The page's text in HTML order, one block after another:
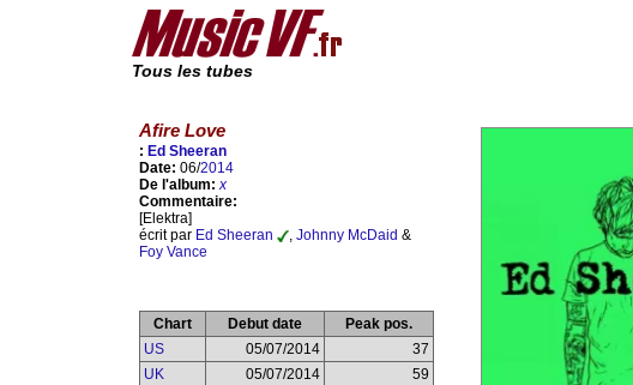
Tous les tubes
Afire Love
: Ed Sheeran
Date: 06/2014
De l'album:x
Commentaire:
[Elektra]
écrit par Ed Sheeran , Johnny McDaid &
Foy Vance
Chart Debut date
Peak pos.
US
05/07/2014
37
UK
05/07/2014 59